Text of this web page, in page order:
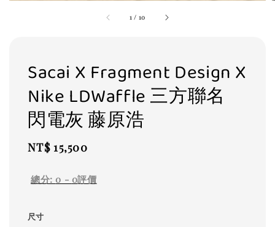
1 / 10
Sacai X Fragment Design X
Nike LDWaffle 三方聯名
閃電灰 藤原浩
Regular
NT$ 15,500
總分: 0 - 0評價
尺寸